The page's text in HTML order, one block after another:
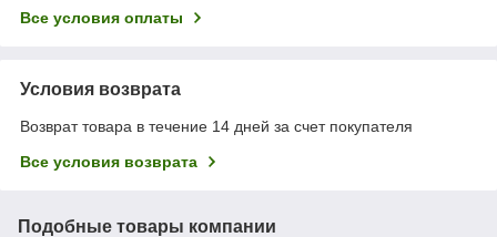
Все условия оплаты
Условия возврата
Возврат товара в течение 14 дней за счет покупателя
Все условия возврата
Подобные товары компании